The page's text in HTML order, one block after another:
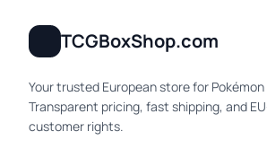
TCGBoxShop.com
Your trusted European store for
Transparent pricing, fast shipping, and
customer rights.